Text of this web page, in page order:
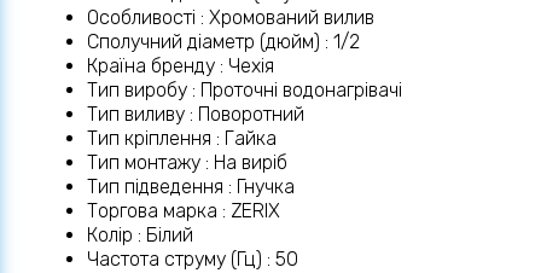
Особливості : Хромований вилив
Сполучний діаметр (дюйм) : 1/2
Країна бренду : Чехія
Тип виробу : Проточні водонагрівачі
Тип виливу : Поворотний
Тип кріплення : Гайка
Тип монтажу : На виріб
Тип підведення : Гнучка
Торгова марка : ZERIX
Колір : Білий
Частота струму (Гц) : 50